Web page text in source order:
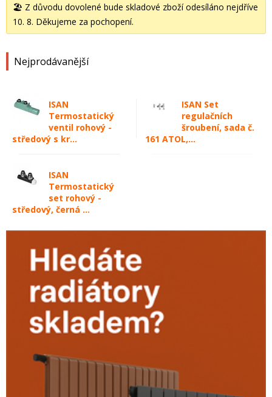
🏖️ Z důvodu dovolené bude skladové zboží odesíláno nejdříve
10. 8. Děkujeme za pochopení.
Nejprodávanější
ISAN
Termostatický
ventil rohový -
středový s kr...
ISAN Set
regulačních
šroubení, sada č.
161 ATOL,...
ISAN
Termostatický
set rohový -
středový, černá ...